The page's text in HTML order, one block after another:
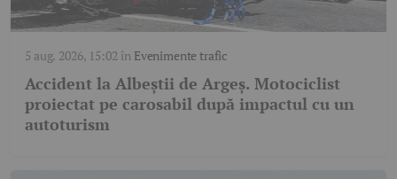
5 aug. 2026, 15:02 în Evenimente trafic
Accident la Albeștii de Argeș. Motociclist
proiectat pe carosabil după impactul cu un
autoturism